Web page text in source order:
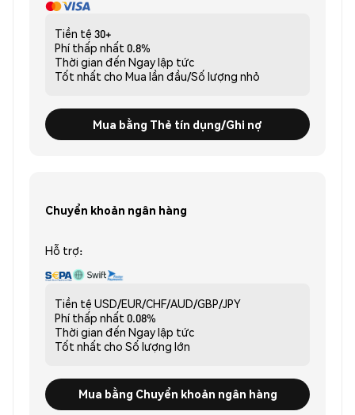
Tiền tệ 30+
Phí thấp nhất 0.8%
Thời gian đến Ngay lập tức
Tốt nhất cho Mua lần đầu/Số lượng nhỏ
Mua bằng Thẻ tín dụng/Ghi nợ
Chuyển khoản ngân hàng
Hỗ trợ:
Tiền tệ USD/EUR/CHF/AUD/GBP/JPY
Phí thấp nhất 0.08%
Thời gian đến Ngay lập tức
Tốt nhất cho Số lượng lớn
Mua bằng Chuyển khoản ngân hàng